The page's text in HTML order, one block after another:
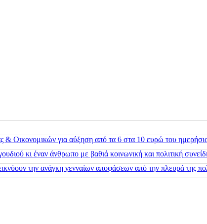
& Οικονομικών για αύξηση από τα 6 στα 10 ευρώ του
κι έναν άνθρωπο με βαθιά κοινωνική και πολιτική
την ανάγκη γενναίων αποφάσεων από την πλευρά της